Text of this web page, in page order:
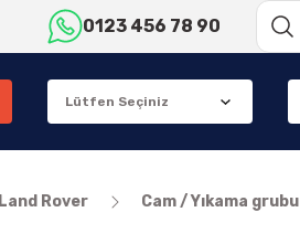
0123 456 78 90
Land Rover Cam / Yıkama grubu